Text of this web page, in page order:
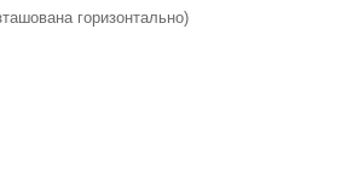
горизонтально)